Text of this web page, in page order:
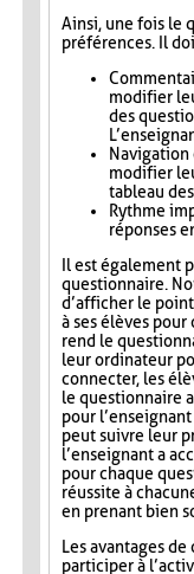
Ainsi, une fois le
préférences. Il
modifier
des
Navigation
modifier
tableau
Rythme
réponses
Il est également
questionnaire.
d’afficher le
à ses élèves
rend le
leur ordinateur
connecter, les
le questionnaire
pour
peut suivre leur
l’enseignant a
pour chaque
réussite à
en prenant bien
Les avantages
participer à